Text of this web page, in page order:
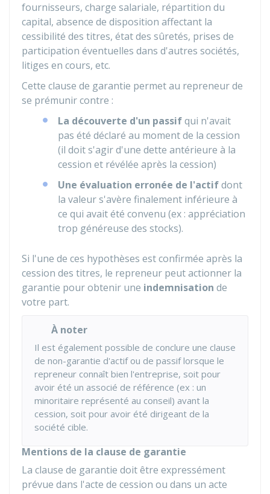
fournisseurs, charge salariale, répartition du
capital, absence de disposition affectant la
cessibilité des titres, état des sûretés, prises de
participation éventuelles dans d'autres sociétés,
litiges en cours, etc.
Cette clause de garantie permet au repreneur de
se prémunir contre :
La découverte d'un passifqui n'avait
pas été déclaré au moment de la cession
(il doit s'agir d'une dette antérieure à la
cession et révélée après la cession)
Une évaluation erronée de l'actifdont
la valeur s'avère finalement inférieure à
ce qui avait été convenu (ex : appréciation
trop généreuse des stocks).
Si l'une de ces hypothèses est confirmée après la
cession des titres, le repreneur peut actionner la
garantie pour obtenir une indemnisation de
votre part.
À noter
Il est également possible de conclure une clause
de non-garantie d'actif ou de passif lorsque le
repreneur connaît bien l'entreprise, soit pour
avoir été un associé de référence (ex : un
minoritaire représenté au conseil) avant la
cession, soit pour avoir été dirigeant de la
société cible.
Mentions de la clause de garantie
La clause de garantie doit être expressément
prévue dans l'acte de cession ou dans un acte